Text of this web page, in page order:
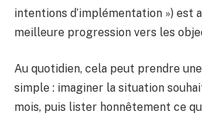
intentions d’implémentation ») est
meilleure progression vers les
Au quotidien, cela peut prendre
simple : imaginer la situation
mois, puis lister honnêtement ce